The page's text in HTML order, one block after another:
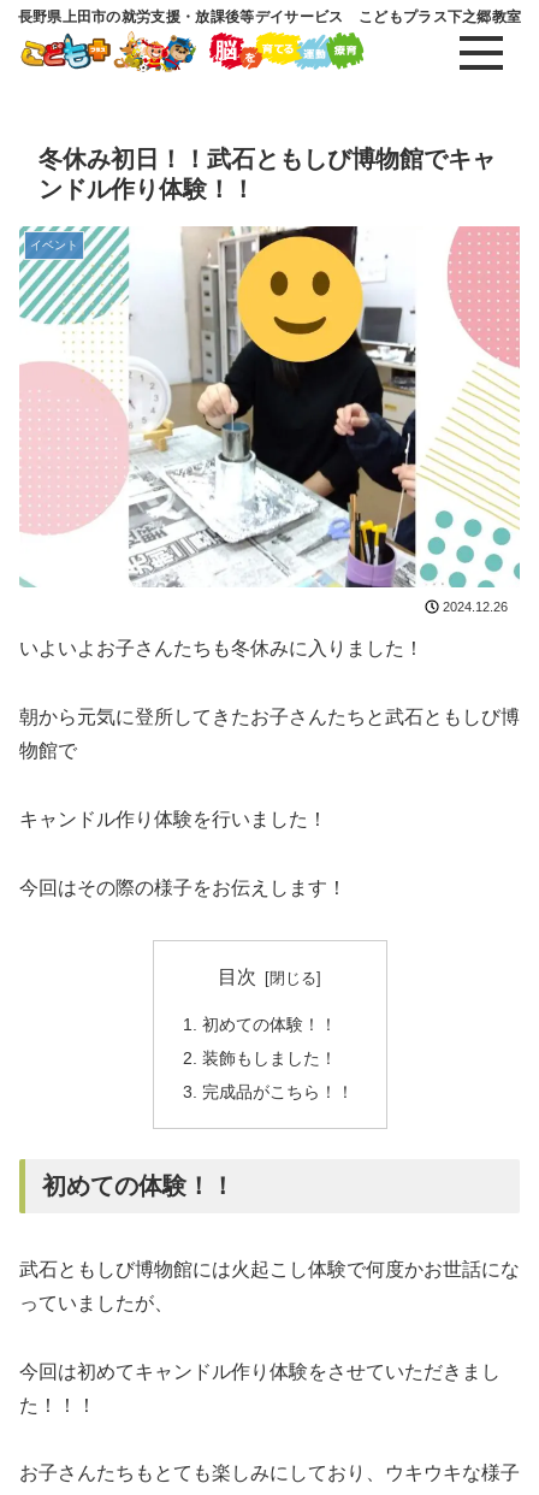
長野県上田市の就労支援・放課後等デイサービス こどもプラス下之郷教室
冬休み初日！！武石ともしび博物館でキャ
ンドル作り体験！！
イベント
2024.12.26
いよいよお子さんたちも冬休みに入りました！
朝から元気に登所してきたお子さんたちと武石ともしび博
物館で
キャンドル作り体験を行いました！
今回はその際の様子をお伝えします！
目次
初めての体験！！
装飾もしました！
完成品がこちら！！
初めての体験！！
武石ともしび博物館には火起こし体験で何度かお世話にな
っていましたが、
今回は初めてキャンドル作り体験をさせていただきまし
た！！！
お子さんたちもとても楽しみにしており、ウキウキな様子